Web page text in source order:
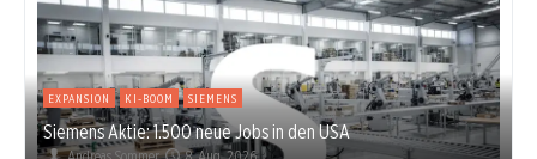
EXPANSION KI-BOOM SIEMENS
Siemens Aktie: 1.500 neue Jobs in den USA